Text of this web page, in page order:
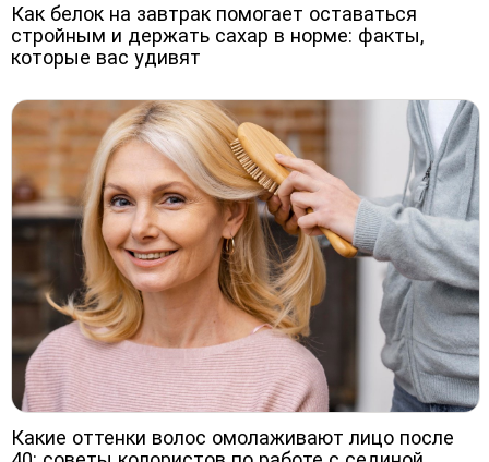
Как белок на завтрак помогает оставаться
стройным и держать сахар в норме: факты,
которые вас удивят
Какие оттенки волос омолаживают лицо после